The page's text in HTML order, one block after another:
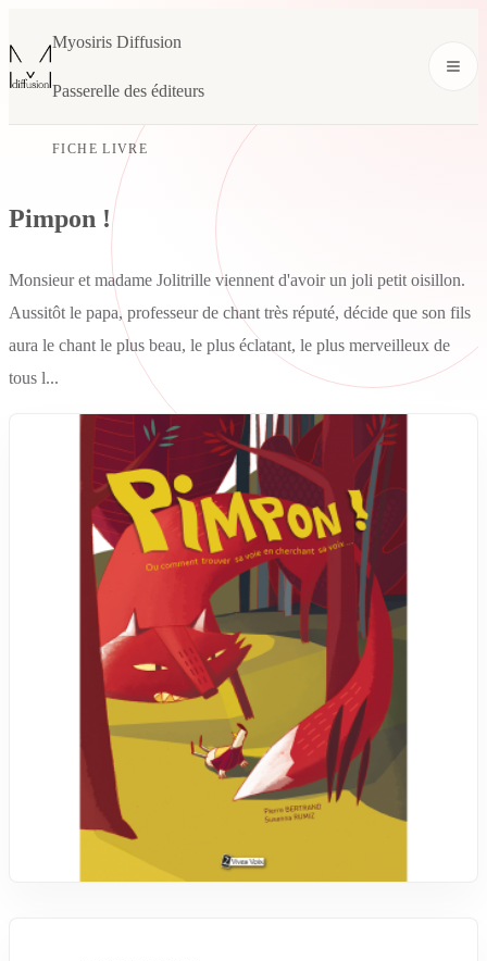
Myosiris Diffusion
Passerelle des éditeurs
FICHE LIVRE
Pimpon !
Monsieur et madame Jolitrille viennent d'avoir un joli petit oisillon.
Aussitôt le papa, professeur de chant très réputé, décide que son fils
aura le chant le plus beau, le plus éclatant, le plus merveilleux de
tous l...